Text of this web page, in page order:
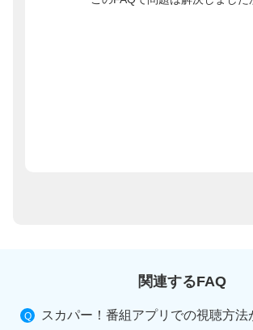
関連するFAQ
スカパー！番組アプリでの視聴方法